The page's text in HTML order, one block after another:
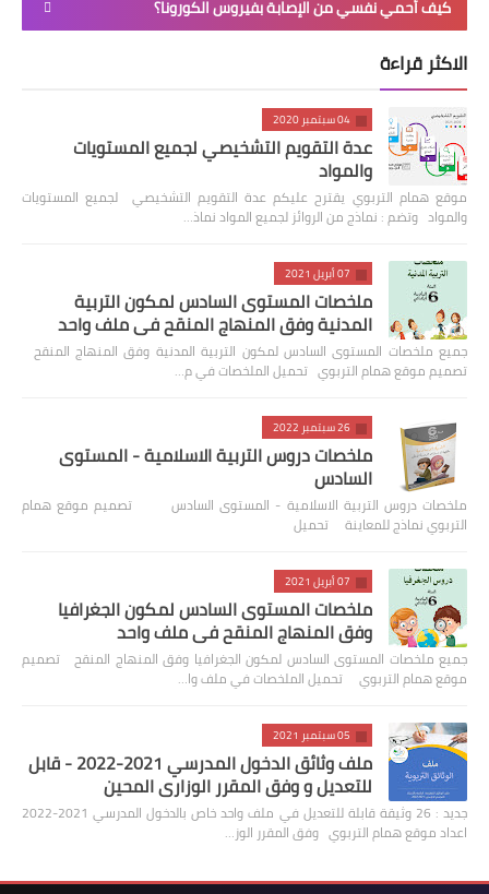
كيف أحمي نفسي من الإصابة بفيروس الكورونا؟
الاكثر قراءة
04 سبتمبر 2020
عدة التقويم التشخيصي لجميع المستويات
والمواد
موقع همام التربوي يقترح عليكم عدة التقويم التشخيصي لجميع المستويات
والمواد وتضم : نماذج من الروائز لجميع المواد نماذ…
07 أبريل 2021
ملخصات المستوى السادس لمكون التربية
المدنية وفق المنهاج المنقح في ملف واحد
جميع ملخصات المستوى السادس لمكون التربية المدنية وفق المنهاج المنقح
تصميم موقع همام التربوي تحميل الملخصات في م…
26 سبتمبر 2022
ملخصات دروس التربية الاسلامية - المستوى
السادس
ملخصات دروس التربية الاسلامية - المستوى السادس تصميم موقع همام
التربوي نماذج للمعاينة تحميل
07 أبريل 2021
ملخصات المستوى السادس لمكون الجغرافيا
وفق المنهاج المنقح في ملف واحد
جميع ملخصات المستوى السادس لمكون الجغرافيا وفق المنهاج المنقح تصميم
موقع همام التربوي تحميل الملخصات في ملف وا…
05 سبتمبر 2021
ملف وثائق الدخول المدرسي 2021-2022 - قابل
للتعديل و وفق المقرر الوزاري المحين
جديد : 26 وثيقة قابلة للتعديل في ملف واحد خاص بالدخول المدرسي 2021-2022
اعداد موقع همام التربوي وفق المقرر الوز…